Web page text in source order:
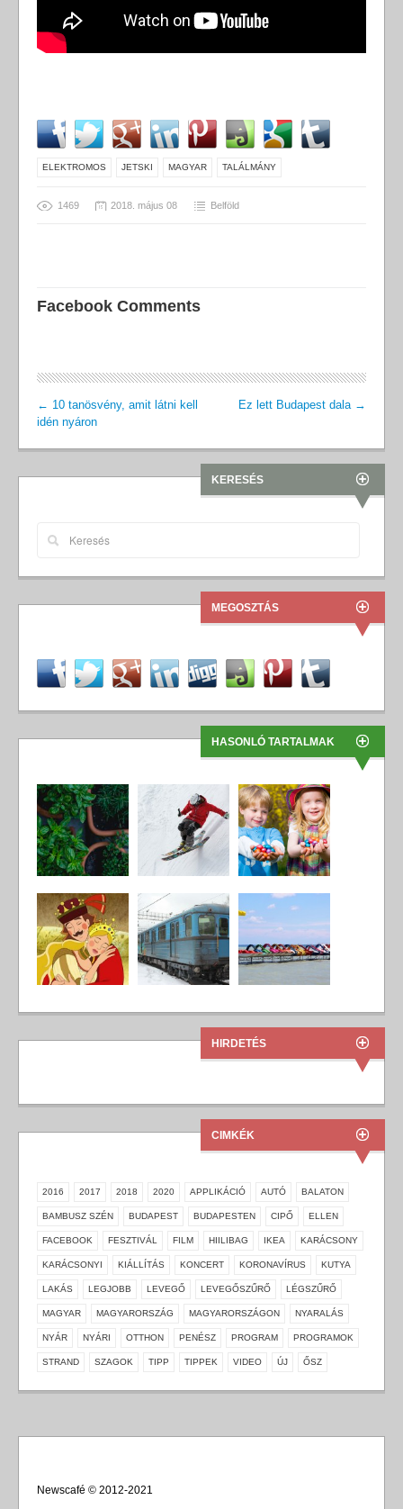
ELEKTROMOS JETSKI MAGYAR TALÁLMÁNY
1469 2018. május 08 Belföld
Facebook Comments
← 10 tanösvény, amit látni kell
idén nyáron
Ez lett Budapest dala →
KERESÉS
MEGOSZTÁS
HASONLÓ TARTALMAK
HIRDETÉS
CIMKÉK
2016 2017 2018 2020 APPLIKÁCIÓ AUTÓ BALATON
BAMBUSZ SZÉN BUDAPEST BUDAPESTEN CIPŐ ELLEN
FACEBOOK FESZTIVÁL FILM HIILIBAG IKEA KARÁCSONY
KARÁCSONYI KIÁLLÍTÁS KONCERT KORONAVÍRUS KUTYA
LAKÁS LEGJOBB LEVEGŐ LEVEGŐSZŰRŐ LÉGSZŰRŐ
MAGYAR MAGYARORSZÁG MAGYARORSZÁGON NYARALÁS
NYÁR NYÁRI OTTHON PENÉSZ PROGRAM PROGRAMOK
STRAND SZAGOK TIPP TIPPEK VIDEO ÚJ ŐSZ
Newscafé © 2012-2021